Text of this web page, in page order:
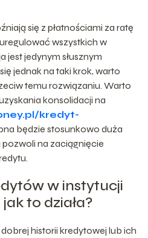
się z płatnościami za ratę
wszystkich w
jest jedynym słusznym
jednak na taki krok, warto
temu rozwiązaniu. Warto
konsolidacji na
kredyt-
będzie stosunkowo duża
na zaciągnięcie
w instytucji
to działa?
historii kredytowej lub ich